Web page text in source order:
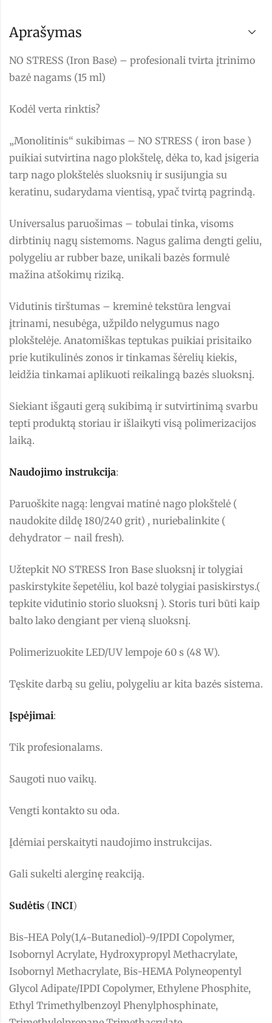
Aprašymas
NO STRESS (Iron Base) – profesionali tvirta įtrinimo
bazė nagams (15 ml)
Kodėl verta rinktis?
„Monolitinis“ sukibimas – NO STRESS ( iron base )
puikiai sutvirtina nago plokštelę, dėka to, kad įsigeria
tarp nago plokštelės sluoksnių ir susijungia su
keratinu, sudarydama vientisą, ypač tvirtą pagrindą.
Universalus paruošimas – tobulai tinka, visoms
dirbtinių nagų sistemoms. Nagus galima dengti geliu,
polygeliu ar rubber baze, unikali bazės formulė
mažina atšokimų riziką.
Vidutinis tirštumas – kreminė tekstūra lengvai
įtrinami, nesubėga, užpildo nelygumus nago
plokštelėje. Anatomiškas teptukas puikiai prisitaiko
prie kutikulinės zonos ir tinkamas šėrelių kiekis,
leidžia tinkamai aplikuoti reikalingą bazės sluoksnį.
Siekiant išgauti gerą sukibimą ir sutvirtinimą svarbu
tepti produktą storiau ir išlaikyti visą polimerizacijos
laiką.
Naudojimo instrukcija:
Paruoškite nagą: lengvai matinė nago plokštelė (
naudokite dildę 180/240 grit) , nuriebalinkite (
dehydrator – nail fresh).
Užtepkit NO STRESS Iron Base sluoksnį ir tolygiai
paskirstykite šepetėliu, kol bazė tolygiai pasiskirstys.(
tepkite vidutinio storio sluoksnį ). Storis turi būti kaip
balto lako dengiant per vieną sluoksnį.
Polimerizuokite LED/UV lempoje 60 s (48 W).
Tęskite darbą su geliu, polygeliu ar kita bazės sistema.
Įspėjimai:
Tik profesionalams.
Saugoti nuo vaikų.
Vengti kontakto su oda.
Įdėmiai perskaityti naudojimo instrukcijas.
Gali sukelti alerginę reakciją.
Sudėtis (INCI)
Bis-HEA Poly(1,4-Butanediol)-9/IPDI Copolymer,
Isobornyl Acrylate, Hydroxypropyl Methacrylate,
Isobornyl Methacrylate, Bis-HEMA Polyneopentyl
Glycol Adipate/IPDI Copolymer, Ethylene Phosphite,
Ethyl Trimethylbenzoyl Phenylphosphinate,